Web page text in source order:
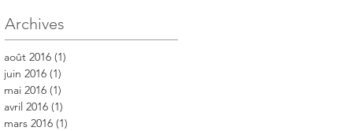
Archives
août 2016 (1)
juin 2016 (1)
mai 2016 (1)
avril 2016 (1)
mars 2016 (1)